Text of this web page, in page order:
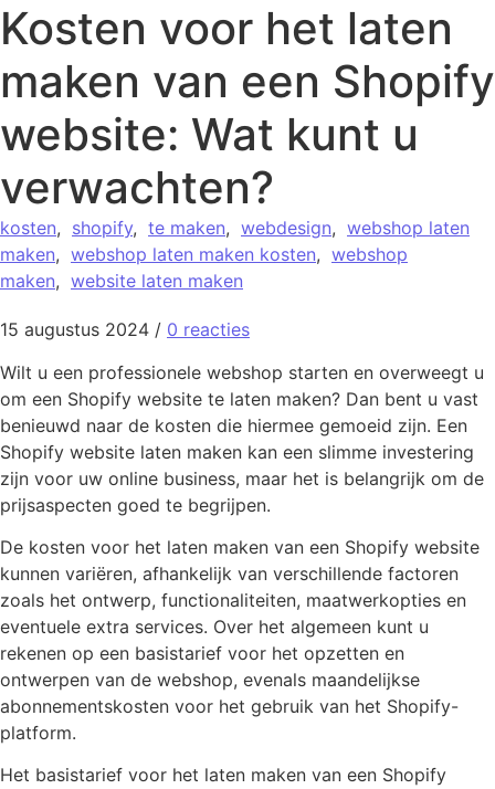
Kosten voor het laten
maken van een Shopify
website: Wat kunt u
verwachten?
kosten, shopify, te maken, webdesign, webshop laten
maken, webshop laten maken kosten, webshop
maken, website laten maken
15 augustus 2024 / 0 reacties
Wilt u een professionele webshop starten en overweegt u
om een Shopify website te laten maken? Dan bent u vast
benieuwd naar de kosten die hiermee gemoeid zijn. Een
Shopify website laten maken kan een slimme investering
zijn voor uw online business, maar het is belangrijk om de
prijsaspecten goed te begrijpen.
De kosten voor het laten maken van een Shopify website
kunnen variëren, afhankelijk van verschillende factoren
zoals het ontwerp, functionaliteiten, maatwerkopties en
eventuele extra services. Over het algemeen kunt u
rekenen op een basistarief voor het opzetten en
ontwerpen van de webshop, evenals maandelijkse
abonnementskosten voor het gebruik van het Shopify-
platform.
Het basistarief voor het laten maken van een Shopify